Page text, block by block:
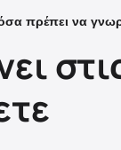
πρέπει να